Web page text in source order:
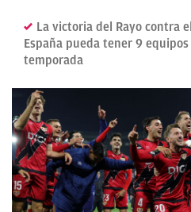
La victoria del Rayo contra
España pueda tener 9
temporada